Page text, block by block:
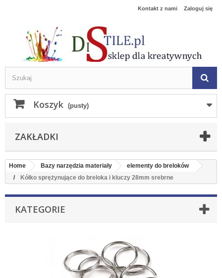
Zaloguj się
Kontakt z nami
Koszyk (pusty)
ZAKŁADKI
Home Bazy narzędzia materiały
elementy do breloków
Kółko sprężynujące do breloka i kluczy 28mm srebrne
KATEGORIE